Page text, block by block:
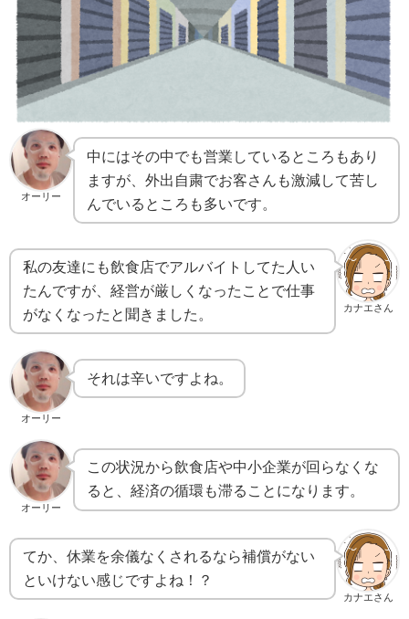
オーリー
中にはその中でも営業しているところもあり
ますが、外出自粛でお客さんも激減して苦し
んでいるところも多いです。
カナエさん
私の友達にも飲食店でアルバイトしてた人い
たんですが、経営が厳しくなったことで仕事
がなくなったと聞きました。
オーリー
それは辛いですよね。
オーリー
この状況から飲食店や中小企業が回らなくな
ると、経済の循環も滞ることになります。
カナエさん
てか、休業を余儀なくされるなら補償がない
といけない感じですよね！？